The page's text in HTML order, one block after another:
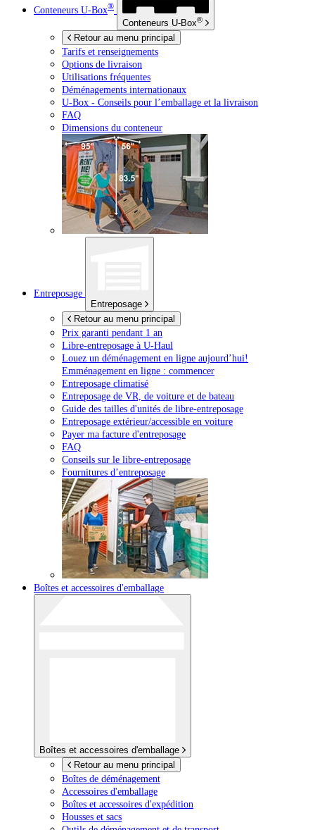
Conteneurs U-Box®
Conteneurs U-Box®
Retour au menu principal
Tarifs et renseignements
Options de livraison
Utilisations fréquentes
Déménagements internationaux
U-Box - Conseils pour l’emballage et la livraison
FAQ
Dimensions du conteneur
Entreposage
Entreposage
Retour au menu principal
Prix garanti pendant 1 an
Libre-entreposage à U-Haul
Louez un déménagement en ligne aujourd’hui!
Emménagement en ligne : commencer
Entreposage climatisé
Entreposage de VR, de voiture et de bateau
Guide des tailles d'unités de libre-entreposage
Entreposage extérieur/accessible en voiture
Payer ma facture d'entreposage
FAQ
Conseils sur le libre-entreposage
Fournitures d’entreposage
Boîtes et accessoires d'emballage
Boîtes et accessoires d'emballage
Retour au menu principal
Boîtes de déménagement
Accessoires d'emballage
Boîtes et accessoires d'expédition
Housses et sacs